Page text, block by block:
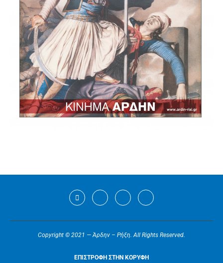
Copyright © 2021 — Άρδην – Ρήξη. All Rights Reserved.
ΕΠΙΣΤΡΟΦΗ ΣΤΗΝ ΚΟΡΥΦΗ